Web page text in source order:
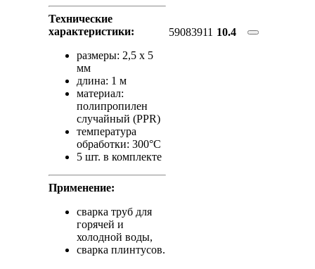
Технические
характеристики:
размеры: 2,5 x 5
мм
длина: 1 м
материал:
полипропилен
случайный (PPR)
температура
обработки: 300°C
5 шт. в комплекте
Применение:
сварка труб для
горячей и
холодной воды,
сварка плинтусов.
59083911 10.4